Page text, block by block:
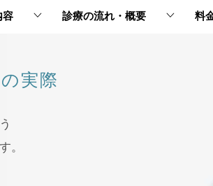
容 診療の流れ・概要 料
実際
。